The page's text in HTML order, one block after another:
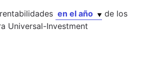
en el año
de los
Universal-Investment